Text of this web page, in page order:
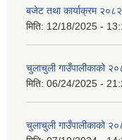
बजेट तथा कार्याक्रम
मिति: 12/18/2025 -
चुलाचुली गाउँपालीकाको
मिति: 06/24/2025 -
चुलाचुली गाउँपालीकाको